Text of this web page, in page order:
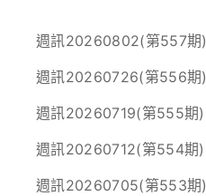
週訊20260802(第557期)
週訊20260726(第556期)
週訊20260719(第555期)
週訊20260712(第554期)
週訊20260705(第553期)